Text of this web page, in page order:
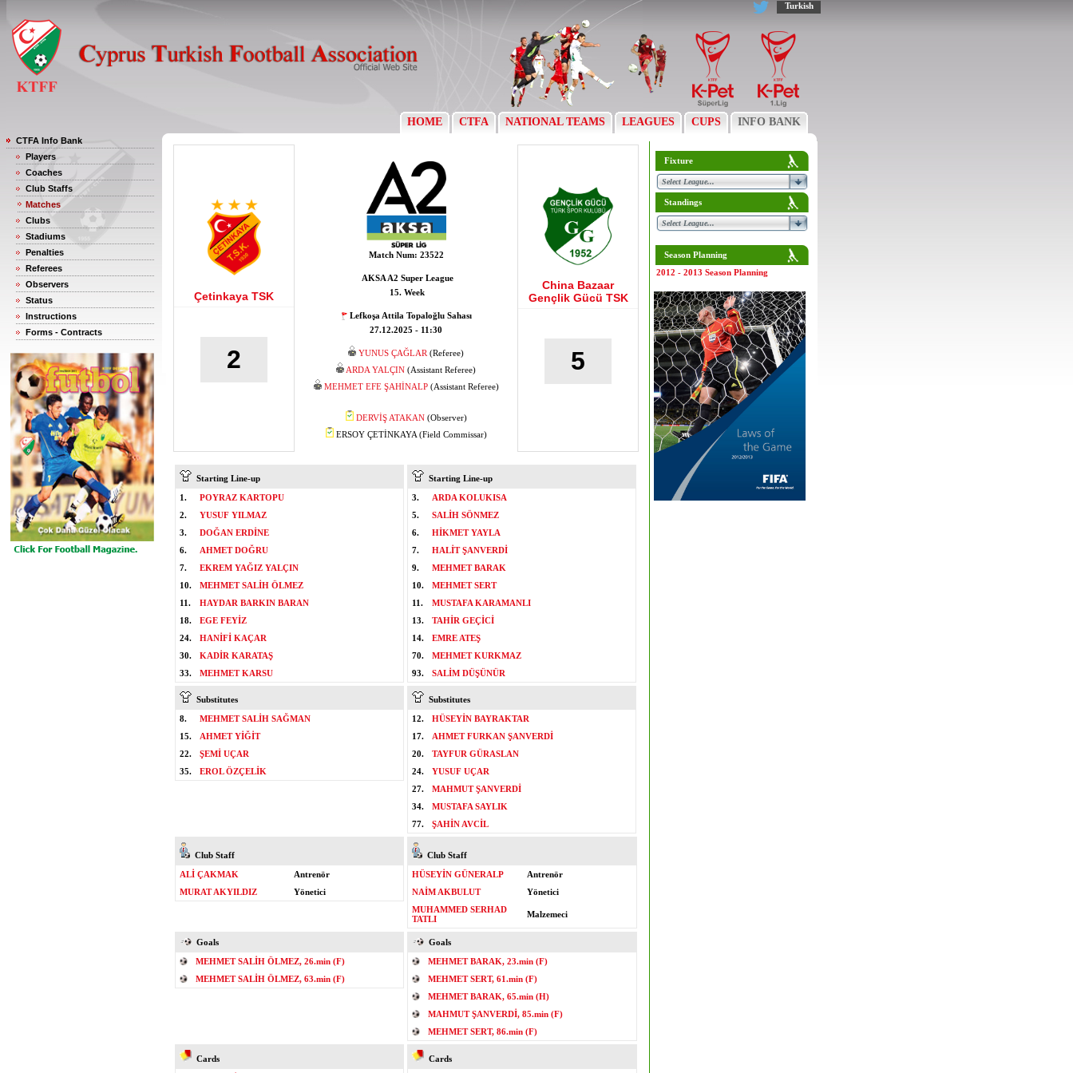
Turkish
HOME CTFA NATIONAL TEAMS LEAGUES CUPS INFO BANK
CTFA Info Bank
Players
Coaches
Club Staffs
Matches
Clubs
Stadiums
Penalties
Referees
Observers
Status
Instructions
Forms - Contracts
Çetinkaya TSK
2
Match Num: 23522
AKSA A2 Super League
15. Week
Lefkoşa Attila Topaloğlu Sahası
27.12.2025 - 11:30
YUNUS ÇAĞLAR (Referee)
ARDA YALÇIN (Assistant Referee)
MEHMET EFE ŞAHİNALP(Assistant Referee)
DERVİŞ ATAKAN(Observer)
ERSOY ÇETİNKAYA (Field Commissar)
China Bazaar
Gençlik Gücü TSK
5
Starting Line-up
1.
POYRAZ KARTOPU
2.
YUSUF YILMAZ
3.
DOĞAN ERDİNE
6.
AHMET DOĞRU
7.
EKREM YAĞIZ YALÇIN
10.
MEHMET SALİH ÖLMEZ
11.
HAYDAR BARKIN BARAN
18.
EGE FEYİZ
24.
HANİFİ KAÇAR
30.
KADİR KARATAŞ
33.
MEHMET KARSU
Starting Line-up
3.
ARDA KOLUKISA
5.
SALİH SÖNMEZ
6.
HİKMET YAYLA
7.
HALİT ŞANVERDİ
9.
MEHMET BARAK
10.
MEHMET SERT
11.
MUSTAFA KARAMANLI
13.
TAHİR GEÇİCİ
14.
EMRE ATEŞ
70.
MEHMET KURKMAZ
93.
SALİM DÜŞÜNÜR
Substitutes
8.
MEHMET SALİH SAĞMAN
15.
AHMET YİĞİT
22.
ŞEMİ UÇAR
35.
EROL ÖZÇELİK
Substitutes
12.
HÜSEYİN BAYRAKTAR
17.
AHMET FURKAN ŞANVERDİ
20.
TAYFUR GÜRASLAN
24.
YUSUF UÇAR
27.
MAHMUT ŞANVERDİ
34.
MUSTAFA SAYLIK
77.
ŞAHİN AVCİL
Club Staff
ALİ ÇAKMAK
Antrenör
MURAT AKYILDIZ
Yönetici
Club Staff
HÜSEYİN GÜNERALP
Antrenör
NAİM AKBULUT
Yönetici
MUHAMMED SERHAD
TATLI
Malzemeci
Goals
MEHMET SALİH ÖLMEZ, 26.min (F)
MEHMET SALİH ÖLMEZ, 63.min (F)
Goals
MEHMET BARAK, 23.min (F)
MEHMET SERT, 61.min (F)
MEHMET BARAK, 65.min (H)
MAHMUT ŞANVERDİ, 85.min (F)
MEHMET SERT, 86.min (F)
Cards Cards
Fixture
Standings
Season Planning
2012 - 2013 Season Planning